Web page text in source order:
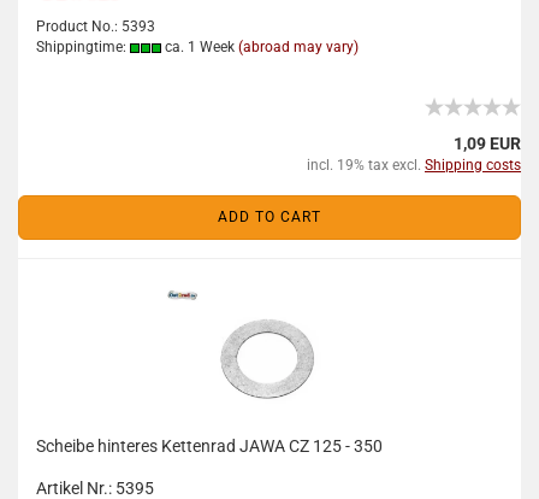
Product No.: 5393
Shippingtime:
ca. 1 Week (abroad may vary)
1,09 EUR
incl. 19% tax excl. Shipping costs
ADD TO CART
Scheibe hinteres Kettenrad JAWA CZ 125 - 350
Artikel Nr.: 5395